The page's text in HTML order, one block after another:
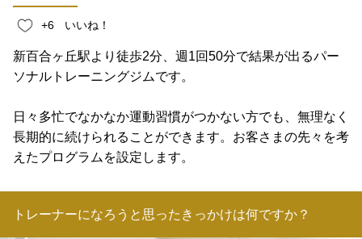
+6 いいね！
新百合ヶ丘駅より徒歩2分、週1回50分で結果が出るパー
ソナルトレーニングジムです。
日々多忙でなかなか運動習慣がつかない方でも、無理なく
長期的に続けられることができます。お客さまの先々を考
えたプログラムを設定します。
トレーナーになろうと思ったきっかけは何ですか？